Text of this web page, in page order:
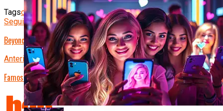
Tagscultura popmúsica
Seguinte
Beyoncé e Jay-Z Surpreendem Fãs com Projeto Secreto em Paris
Anterior
Famosos em Alerta: Escândalo de Fraude Abala Redes Sociais